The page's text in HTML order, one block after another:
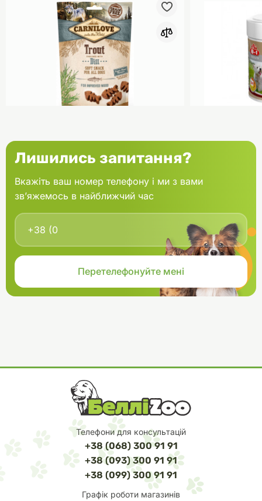
для собак Форель та кріп 200 г
В кошик
8in1 Excel
Лишились запитання?
Вкажіть ваш номер телефону і ми з вами
зв’яжемось в найближчий час
Телефони для консультацій
+38 (068) 300 91 91
+38 (093) 300 91 91
+38 (099) 300 91 91
Графік роботи магазинів